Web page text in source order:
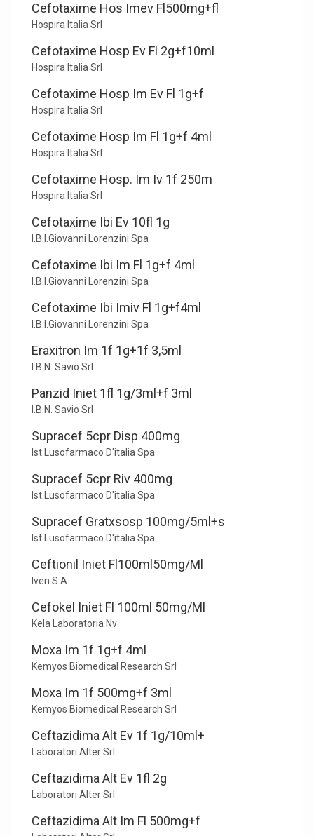
Cefotaxime Hos Imev Fl500mg+fl
Hospira Italia Srl
Cefotaxime Hosp Ev Fl 2g+f10ml
Hospira Italia Srl
Cefotaxime Hosp Im Ev Fl 1g+f
Hospira Italia Srl
Cefotaxime Hosp Im Fl 1g+f 4ml
Hospira Italia Srl
Cefotaxime Hosp. Im Iv 1f 250m
Hospira Italia Srl
Cefotaxime Ibi Ev 10fl 1g
I.B.I.Giovanni Lorenzini Spa
Cefotaxime Ibi Im Fl 1g+f 4ml
I.B.I.Giovanni Lorenzini Spa
Cefotaxime Ibi Imiv Fl 1g+f4ml
I.B.I.Giovanni Lorenzini Spa
Eraxitron Im 1f 1g+1f 3,5ml
I.B.N. Savio Srl
Panzid Iniet 1fl 1g/3ml+f 3ml
I.B.N. Savio Srl
Supracef 5cpr Disp 400mg
Ist.Lusofarmaco D'italia Spa
Supracef 5cpr Riv 400mg
Ist.Lusofarmaco D'italia Spa
Supracef Gratxsosp 100mg/5ml+s
Ist.Lusofarmaco D'italia Spa
Ceftionil Iniet Fl100ml50mg/Ml
Iven S.A.
Cefokel Iniet Fl 100ml 50mg/Ml
Kela Laboratoria Nv
Moxa Im 1f 1g+f 4ml
Kemyos Biomedical Research Srl
Moxa Im 1f 500mg+f 3ml
Kemyos Biomedical Research Srl
Ceftazidima Alt Ev 1f 1g/10ml+
Laboratori Alter Srl
Ceftazidima Alt Ev 1fl 2g
Laboratori Alter Srl
Ceftazidima Alt Im Fl 500mg+f